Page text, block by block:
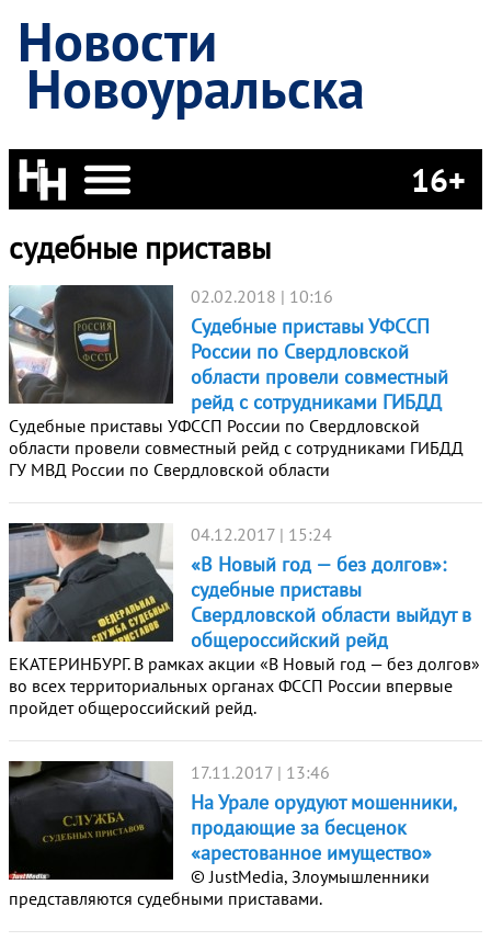
Новости
Новоуральска
16+
судебные приставы
02.02.2018 | 10:16
Судебные приставы УФССП
России по Свердловской
области провели совместный
рейд с сотрудниками ГИБДД
Судебные приставы УФССП России по Свердловской
области провели совместный рейд с сотрудниками ГИБДД
ГУ МВД России по Свердловской области
04.12.2017 | 15:24
«В Новый год — без долгов»:
судебные приставы
Свердловской области выйдут в
общероссийский рейд
ЕКАТЕРИНБУРГ. В рамках акции «В Новый год — без долгов»
во всех территориальных органах ФССП России впервые
пройдет общероссийский рейд.
17.11.2017 | 13:46
На Урале орудуют мошенники,
продающие за бесценок
«арестованное имущество»
© JustMedia, Злоумышленники
представляются судебными приставами.